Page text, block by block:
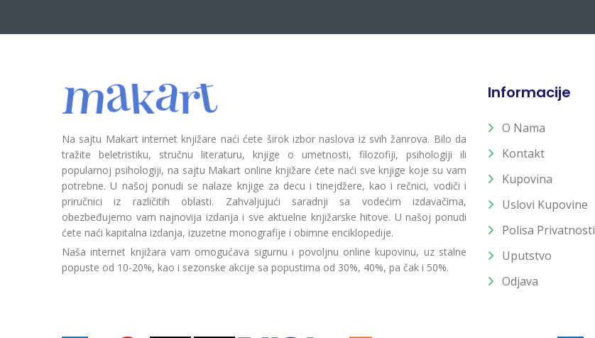
Na sajtu Makart internet knjižare naći ćete širok izbor naslova iz svih žanrova. Bilo da
tražite beletristiku, stručnu literaturu, knjige o umetnosti, filozofiji, psihologiji ili
popularnoj psihologiji, na sajtu Makart online knjižare ćete naći sve knjige koje su vam
potrebne. U našoj ponudi se nalaze knjige za decu i tinejdžere, kao i rečnici, vodiči i
priručnici iz različitih oblasti. Zahvaljujući saradnji sa vodećim izdavačima,
obezbeđujemo vam najnovija izdanja i sve aktuelne knjižarske hitove. U našoj ponudi
ćete naći kapitalna izdanja, izuzetne monografije i obimne enciklopedije.
Naša internet knjižara vam omogućava sigurnu i povoljnu online kupovinu, uz stalne
popuste od 10-20%, kao i sezonske akcije sa popustima od 30%, 40%, pa čak i 50%.
Informacije
O Nama
Kontakt
Kupovina
Uslovi Kupovine
Polisa Privatnosti
Uputstvo
Odjava